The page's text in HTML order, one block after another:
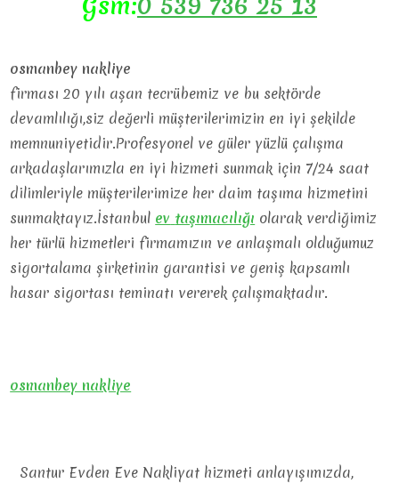
osmanbey nakliye
firması 20 yılı aşan tecrübemiz ve bu sektörde
devamlılığı,siz değerli müşterilerimizin en iyi şekilde
memnuniyetidir.Profesyonel ve güler yüzlü çalışma
arkadaşlarımızla en iyi hizmeti sunmak için 7/24 saat
dilimleriyle müşterilerimize her daim taşıma hizmetini
sunmaktayız.İstanbul ev taşımacılığı olarak verdiğimiz
her türlü hizmetleri firmamızın ve anlaşmalı olduğumuz
sigortalama şirketinin garantisi ve geniş kapsamlı
hasar sigortası teminatı vererek çalışmaktadır.
osmanbey nakliye
Santur Evden Eve Nakliyat hizmeti anlayışımızda,